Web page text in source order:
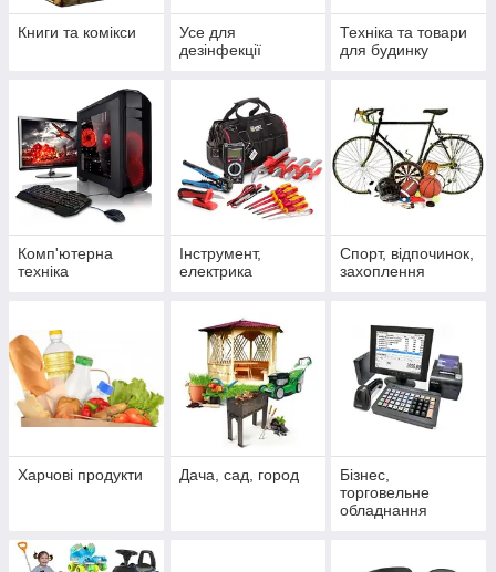
Книги та комікси
Усе для
дезінфекції
Техніка та товари
для будинку
Комп'ютерна
техніка
Інструмент,
електрика
Спорт, відпочинок,
захоплення
Харчові продукти Дача, сад, город
Бізнес,
торговельне
обладнання